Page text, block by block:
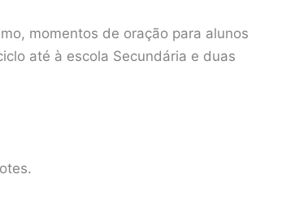
momentos de oração para alunos
até à escola Secundária e duas